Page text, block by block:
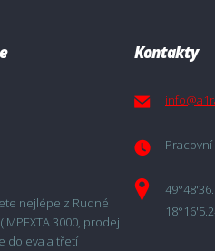
nejlépe z Rudné
3000, prodej
doleva a třetí
Kontakty
Pracovní